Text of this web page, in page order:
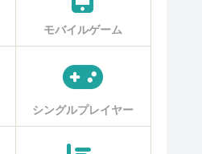
モバイルゲーム
シングルプレイヤー